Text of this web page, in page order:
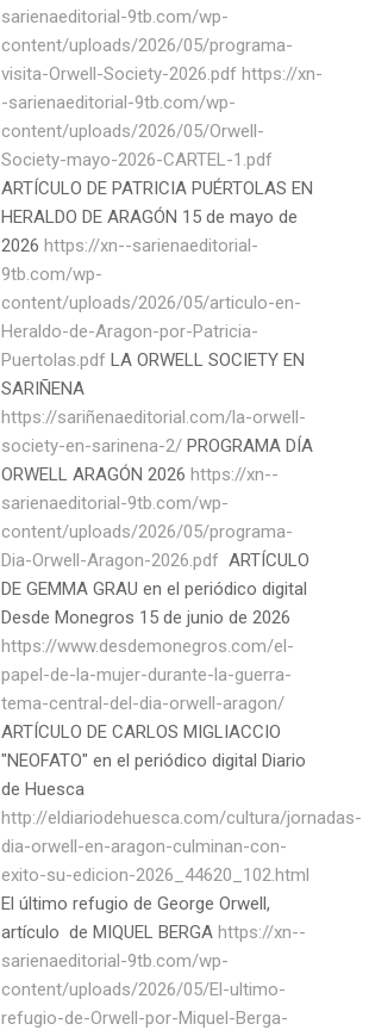
sarienaeditorial-9tb.com/wp-
content/uploads/2026/05/programa-
visita-Orwell-Society-2026.pdf https://xn-
-sarienaeditorial-9tb.com/wp-
content/uploads/2026/05/Orwell-
Society-mayo-2026-CARTEL-1.pdf
ARTÍCULO DE PATRICIA PUÉRTOLAS EN
HERALDO DE ARAGÓN 15 de mayo de
2026 https://xn--sarienaeditorial-
9tb.com/wp-
content/uploads/2026/05/articulo-en-
Heraldo-de-Aragon-por-Patricia-
Puertolas.pdf LA ORWELL SOCIETY EN
SARIÑENA
https://sariñenaeditorial.com/la-orwell-
society-en-sarinena-2/ PROGRAMA DÍA
ORWELL ARAGÓN 2026 https://xn--
sarienaeditorial-9tb.com/wp-
content/uploads/2026/05/programa-
Dia-Orwell-Aragon-2026.pdf ARTÍCULO
DE GEMMA GRAU en el periódico digital
Desde Monegros 15 de junio de 2026
https://www.desdemonegros.com/el-
papel-de-la-mujer-durante-la-guerra-
tema-central-del-dia-orwell-aragon/
ARTÍCULO DE CARLOS MIGLIACCIO
"NEOFATO" en el periódico digital Diario
de Huesca
http://eldiariodehuesca.com/cultura/jornadas-
dia-orwell-en-aragon-culminan-con-
exito-su-edicion-2026_44620_102.html
El último refugio de George Orwell,
artículo de MIQUEL BERGA https://xn--
sarienaeditorial-9tb.com/wp-
content/uploads/2026/05/El-ultimo-
refugio-de-Orwell-por-Miquel-Berga-